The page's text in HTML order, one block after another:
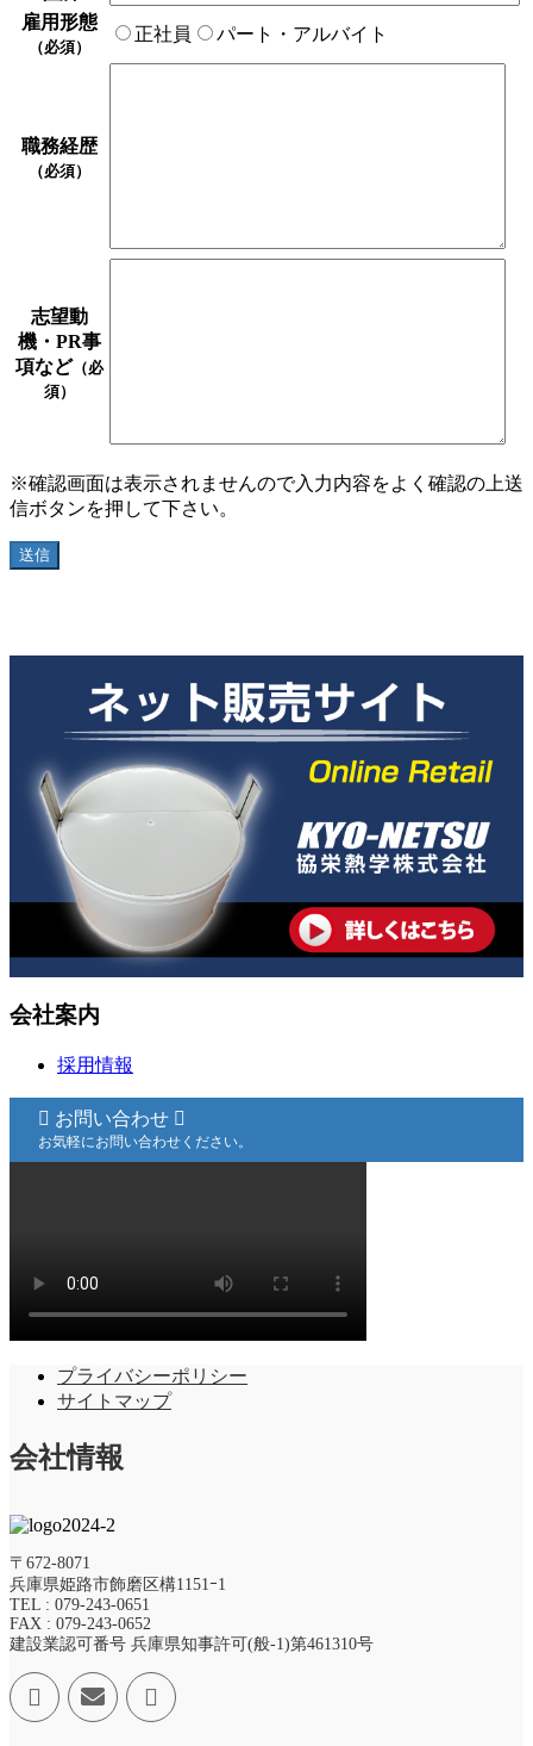
雇用形態
（必須）
正社員 パート・アルバイト
職務経歴
（必須）
志望動
機・PR事
項など（必
須）
※確認画面は表示されませんので入力内容をよく確認の上送
信ボタンを押して下さい。
会社案内
採用情報
お問い合わせ
お気軽にお問い合わせください。
プライバシーポリシー
サイトマップ
会社情報
〒672-8071
兵庫県姫路市飾磨区構1151ｰ1
TEL : 079-243-0651
FAX : 079-243-0652
建設業認可番号 兵庫県知事許可(般-1)第461310号